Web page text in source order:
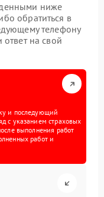
ниже
обратиться в
телефону
на свой
и последующий
с указанием страховых
выполнения работ
работ и